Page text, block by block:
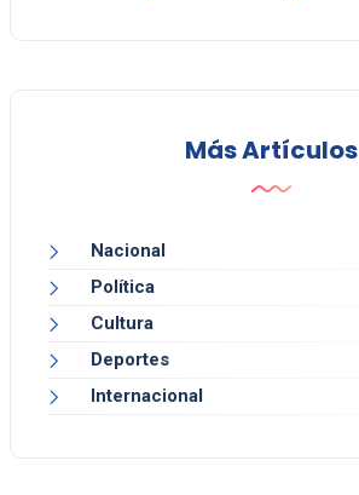
Más Artículos
Nacional
Política
Cultura
Deportes
Internacional